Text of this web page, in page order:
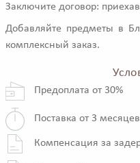
Заключите договор:
Добавляйте предметы в
комплексный заказ.
Предоплата от 30%
Поставка от 3 месяцев
Компенсация за